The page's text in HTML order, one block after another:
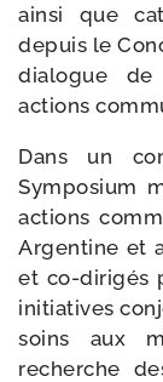
ain­si que
depuis le
dia­logue de
actions
Dans un
Symposium
actions
Argentine et
et co-​dirigés
ini­tia­tives
soins aux
recherche